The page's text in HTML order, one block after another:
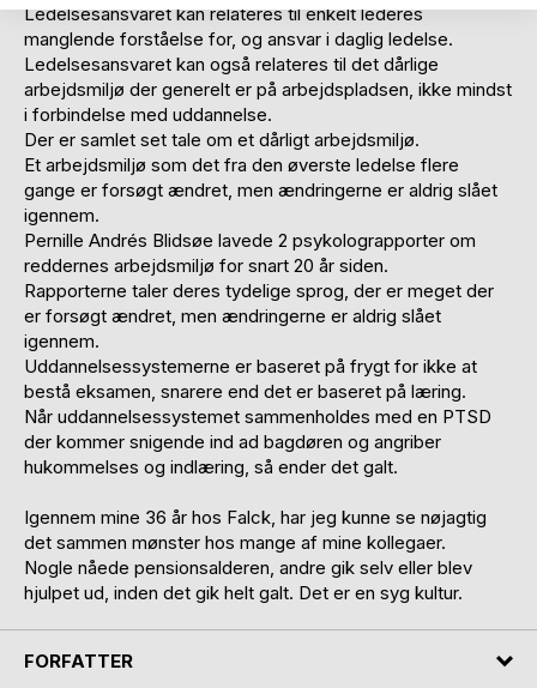
Ledelsesansvaret kan relateres til enkelt lederes
manglende forståelse for, og ansvar i daglig ledelse.
Ledelsesansvaret kan også relateres til det dårlige
arbejdsmiljø der generelt er på arbejdspladsen, ikke mindst
i forbindelse med uddannelse.
Der er samlet set tale om et dårligt arbejdsmiljø.
Et arbejdsmiljø som det fra den øverste ledelse flere
gange er forsøgt ændret, men ændringerne er aldrig slået
igennem.
Pernille Andrés Blidsøe lavede 2 psykolograpporter om
reddernes arbejdsmiljø for snart 20 år siden.
Rapporterne taler deres tydelige sprog, der er meget der
er forsøgt ændret, men ændringerne er aldrig slået
igennem.
Uddannelsessystemerne er baseret på frygt for ikke at
bestå eksamen, snarere end det er baseret på læring.
Når uddannelsessystemet sammenholdes med en PTSD
der kommer snigende ind ad bagdøren og angriber
hukommelses og indlæring, så ender det galt.
Igennem mine 36 år hos Falck, har jeg kunne se nøjagtig
det sammen mønster hos mange af mine kollegaer.
Nogle nåede pensionsalderen, andre gik selv eller blev
hjulpet ud, inden det gik helt galt. Det er en syg kultur.
FORFATTER